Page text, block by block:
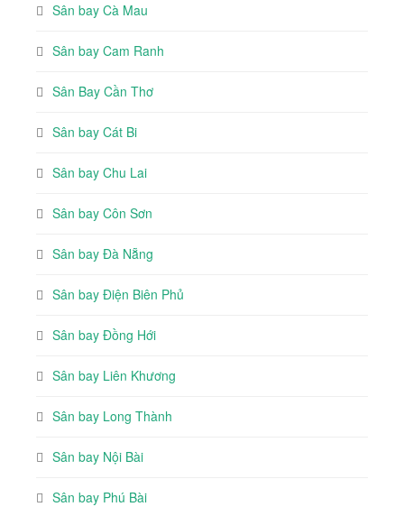
Sân bay Cà Mau
Sân bay Cam Ranh
Sân Bay Cần Thơ
Sân bay Cát Bi
Sân bay Chu Lai
Sân bay Côn Sơn
Sân bay Đà Nẵng
Sân bay Điện Biên Phủ
Sân bay Đồng Hới
Sân bay Liên Khương
Sân bay Long Thành
Sân bay Nội Bài
Sân bay Phú Bài